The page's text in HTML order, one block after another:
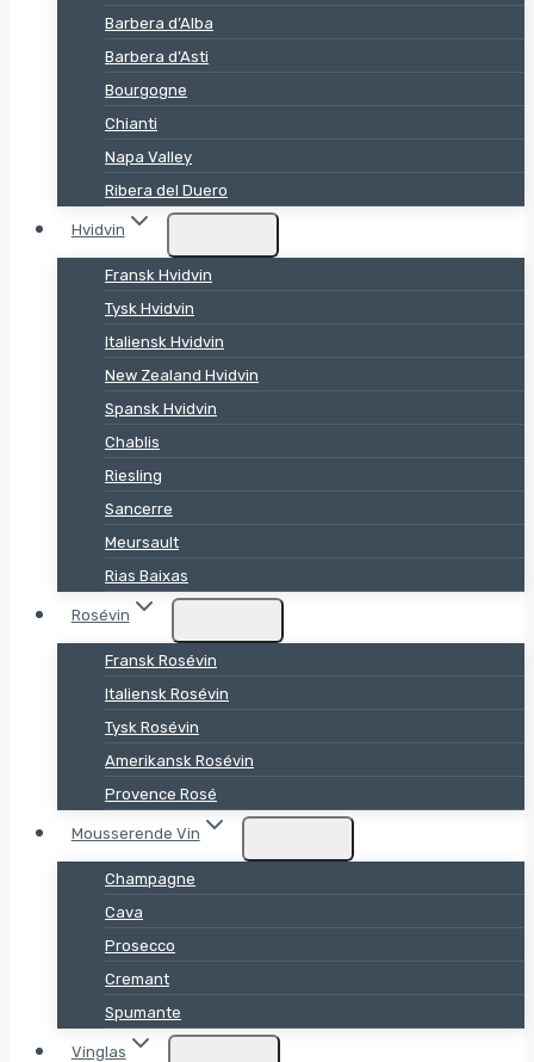
Barbera d’Alba
Barbera d’Asti
Bourgogne
Chianti
Napa Valley
Ribera del Duero
Hvidvin
Fransk Hvidvin
Tysk Hvidvin
Italiensk Hvidvin
New Zealand Hvidvin
Spansk Hvidvin
Chablis
Riesling
Sancerre
Meursault
Rias Baixas
Rosévin
Fransk Rosévin
Italiensk Rosévin
Tysk Rosévin
Amerikansk Rosévin
Provence Rosé
Mousserende Vin
Champagne
Cava
Prosecco
Cremant
Spumante
Vinglas